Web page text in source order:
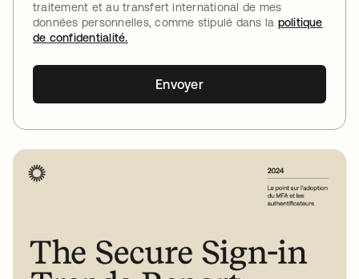
traitement et au transfert international de mes
données personnelles, comme stipulé dans la politique
de confidentialité.
Envoyer